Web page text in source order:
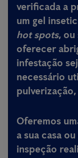
verificada a
um gel
hot spots, ou
oferecer
infestação
necessário
Oferemos
a sua casa
inspeção